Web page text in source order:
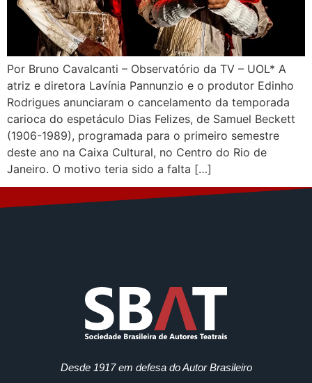
Por Bruno Cavalcanti – Observatório da TV – UOL* A
atriz e diretora Lavínia Pannunzio e o produtor Edinho
Rodrigues anunciaram o cancelamento da temporada
carioca do espetáculo Dias Felizes, de Samuel Beckett
(1906-1989), programada para o primeiro semestre
deste ano na Caixa Cultural, no Centro do Rio de
Janeiro. O motivo teria sido a falta […]
Desde 1917 em defesa do Autor Brasileiro